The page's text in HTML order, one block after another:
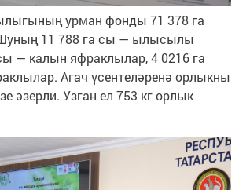
урман фонды 71 378 га
11 788 га сы — ылысылы
— калын яфраклылар, 4 0216 га
Агач үсентеләренә орлыкны
әзерли. Узган ел 753 кг орлык